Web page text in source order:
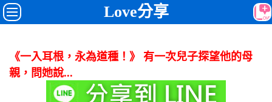
Love分享
《一入耳根，永為道種！》 有一次兒子探望他的母
親，問她說...